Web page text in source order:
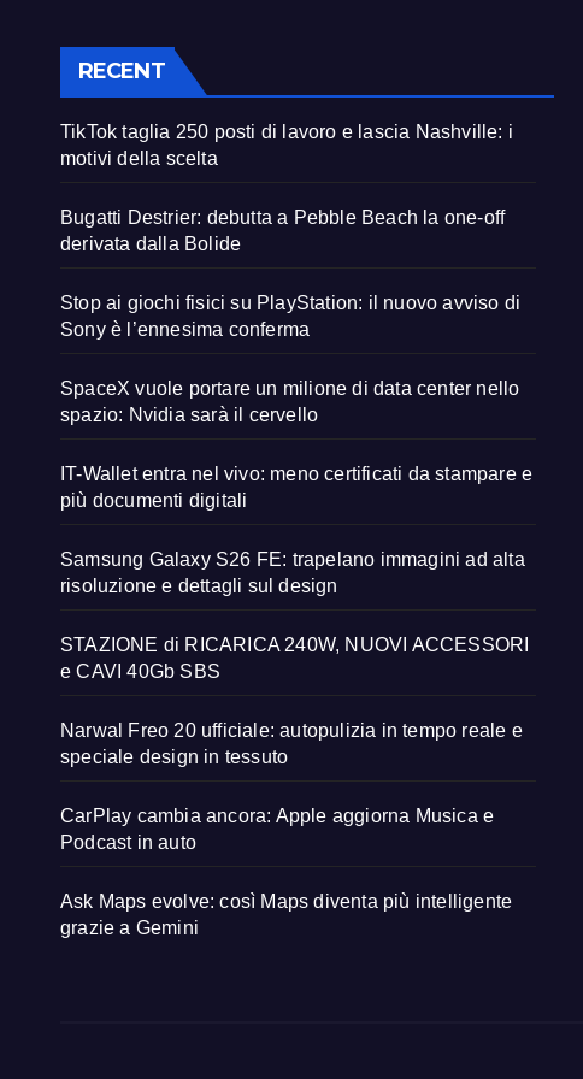
RECENT
TikTok taglia 250 posti di lavoro e lascia Nashville: i
motivi della scelta
Bugatti Destrier: debutta a Pebble Beach la one-off
derivata dalla Bolide
Stop ai giochi fisici su PlayStation: il nuovo avviso di
Sony è l’ennesima conferma
SpaceX vuole portare un milione di data center nello
spazio: Nvidia sarà il cervello
IT-Wallet entra nel vivo: meno certificati da stampare e
più documenti digitali
Samsung Galaxy S26 FE: trapelano immagini ad alta
risoluzione e dettagli sul design
STAZIONE di RICARICA 240W, NUOVI ACCESSORI
e CAVI 40Gb SBS
Narwal Freo 20 ufficiale: autopulizia in tempo reale e
speciale design in tessuto
CarPlay cambia ancora: Apple aggiorna Musica e
Podcast in auto
Ask Maps evolve: così Maps diventa più intelligente
grazie a Gemini